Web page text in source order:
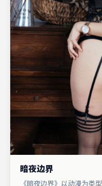
暗夜边界
《暗夜边界》以动漫为类